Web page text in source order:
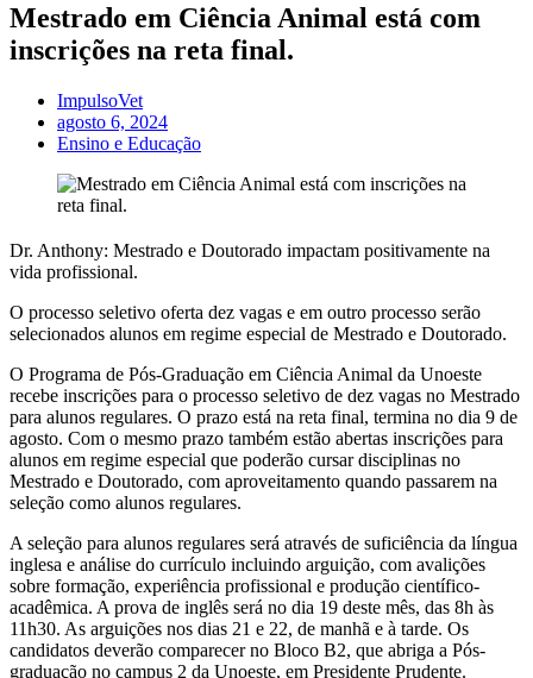
Mestrado em Ciência Animal está com
inscrições na reta final.
ImpulsoVet
agosto 6, 2024
Ensino e Educação
Dr. Anthony: Mestrado e Doutorado impactam positivamente na
vida profissional.
O processo seletivo oferta dez vagas e em outro processo serão
selecionados alunos em regime especial de Mestrado e Doutorado.
O Programa de Pós-Graduação em Ciência Animal da Unoeste
recebe inscrições para o processo seletivo de dez vagas no Mestrado
para alunos regulares. O prazo está na reta final, termina no dia 9 de
agosto. Com o mesmo prazo também estão abertas inscrições para
alunos em regime especial que poderão cursar disciplinas no
Mestrado e Doutorado, com aproveitamento quando passarem na
seleção como alunos regulares.
A seleção para alunos regulares será através de suficiência da língua
inglesa e análise do currículo incluindo arguição, com avalições
sobre formação, experiência profissional e produção científico-
acadêmica. A prova de inglês será no dia 19 deste mês, das 8h às
11h30. As arguições nos dias 21 e 22, de manhã e à tarde. Os
candidatos deverão comparecer no Bloco B2, que abriga a Pós-
graduação no campus 2 da Unoeste, em Presidente Prudente.